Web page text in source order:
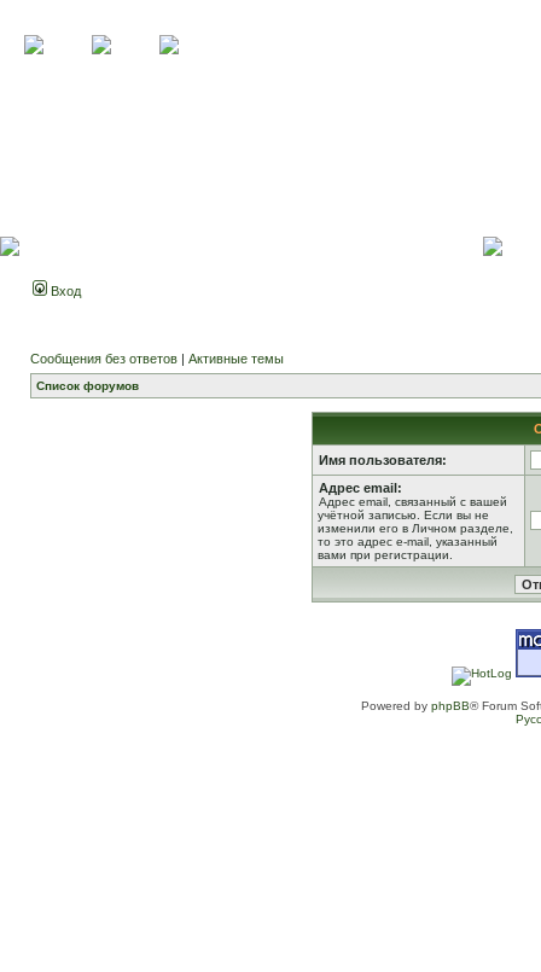
Вход
Сообщения без ответов | Активные темы
Список форумов
Имя пользователя:
Адрес email:
Адрес email, связанный с вашей
учётной записью. Если вы не
изменили его в Личном разделе,
то это адрес e-mail, указанный
вами при регистрации.
Powered by phpBB® Forum